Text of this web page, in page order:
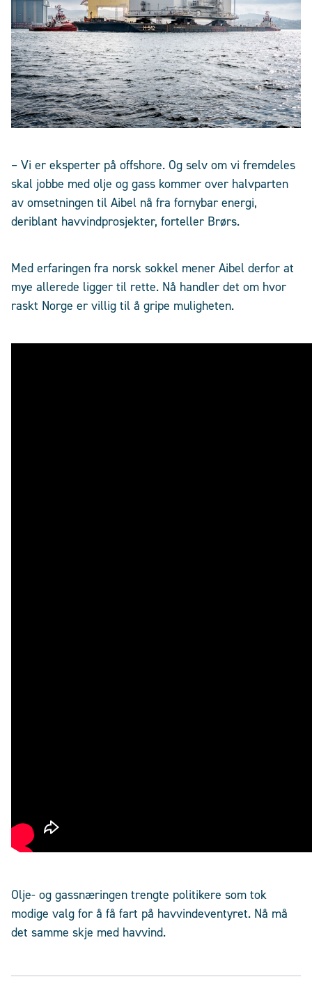
– Vi er eksperter på offshore. Og selv om vi fremdeles
skal jobbe med olje og gass kommer over halvparten
av omsetningen til Aibel nå fra fornybar energi,
deriblant havvindprosjekter, forteller Brørs.
Med erfaringen fra norsk sokkel mener Aibel derfor at
mye allerede ligger til rette. Nå handler det om hvor
raskt Norge er villig til å gripe muligheten.
Olje- og gassnæringen trengte politikere som tok
modige valg for å få fart på havvindeventyret. Nå må
det samme skje med havvind.